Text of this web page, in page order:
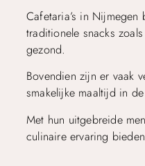
Cafetaria’s in
traditionele snacks
gezond.
Bovendien zijn er vaak
smakelijke maaltijd in
Met hun uitgebreide
culinaire ervaring